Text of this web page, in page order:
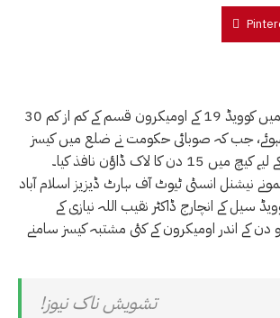
منگل کو بلوچستان میں کوویڈ 19 کے اومیکرون قسم کے کم از کم 30
جب کہ صوبائی حکومت نے ضلع میں کیسز
میں اضافے کو روکنے کے لیے کیچ میں 15 دن کا لاک ڈاؤن نافذ کیا۔
نیشنل انسٹی ٹیوٹ آف ہارٹ ڈیزیز اسلام آباد
سیل کے انچارج ڈاکٹر نقیب اللہ نیازی کے
کے اندر اومیکرون کے کئی مشتبہ کیسز سامنے
تشویش ناک نیوز!